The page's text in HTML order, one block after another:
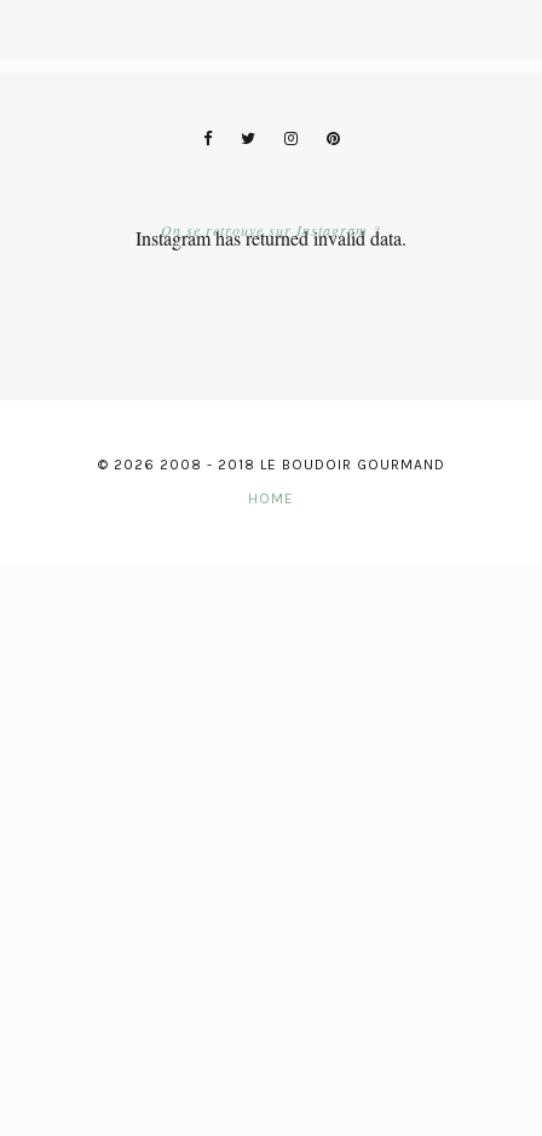
Instagram has returned invalid data.
On se retrouve sur Instagram ?
© 2026 2008 - 2018 LE BOUDOIR GOURMAND
HOME